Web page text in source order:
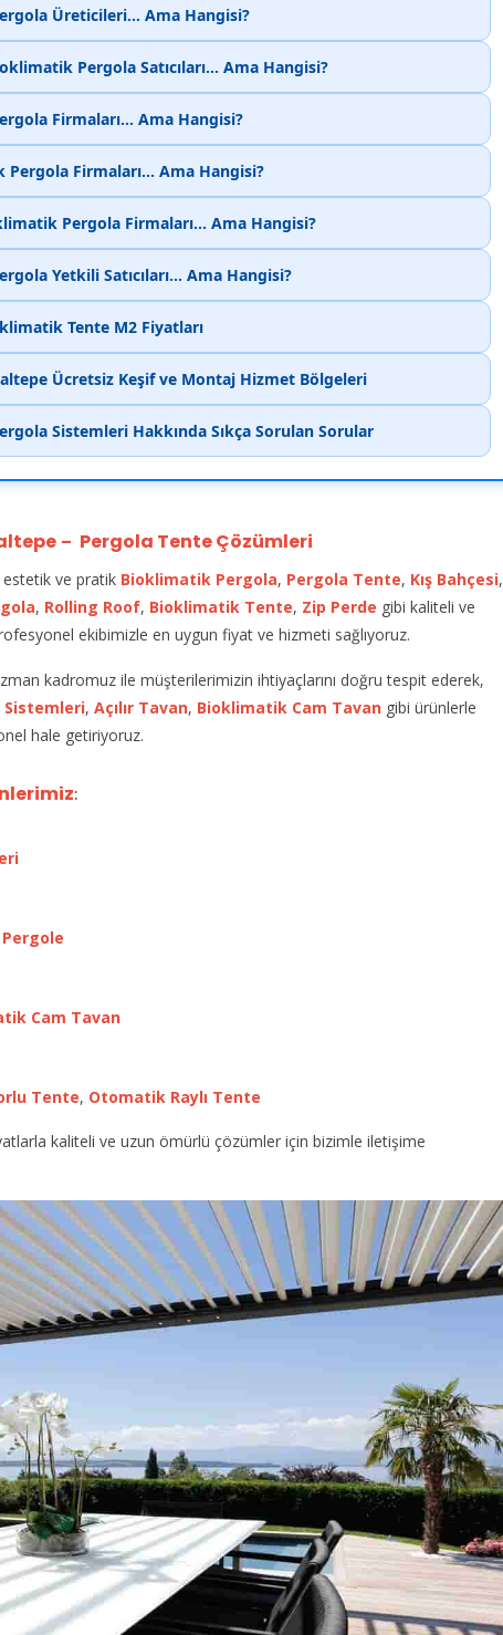
Üreticileri... Ama Hangisi?
Pergola Satıcıları... Ama Hangisi?
Firmaları... Ama Hangisi?
Firmaları... Ama Hangisi?
Pergola Firmaları... Ama Hangisi?
Yetkili Satıcıları... Ama Hangisi?
Tente M2 Fiyatları
Ücretsiz Keşif ve Montaj Hizmet Bölgeleri
Sistemleri Hakkında Sıkça Sorulan Sorular
– Pergola Tente Çözümleri
ve pratik Bioklimatik Pergola, Pergola Tente, Kış Bahçesi,
, Rolling Roof, Bioklimatik Tente, Zip Perde gibi kaliteli ve
ekibimizle en uygun fiyat ve hizmeti sağlıyoruz.
kadromuz ile müşterilerimizin ihtiyaçlarını doğru tespit ederek,
Sistemleri, Açılır Tavan, Bioklimatik Cam Tavan gibi ürünlerle
hale getiriyoruz.
:
Cam Tavan
Tente, Otomatik Raylı Tente
kaliteli ve uzun ömürlü çözümler için bizimle iletişime